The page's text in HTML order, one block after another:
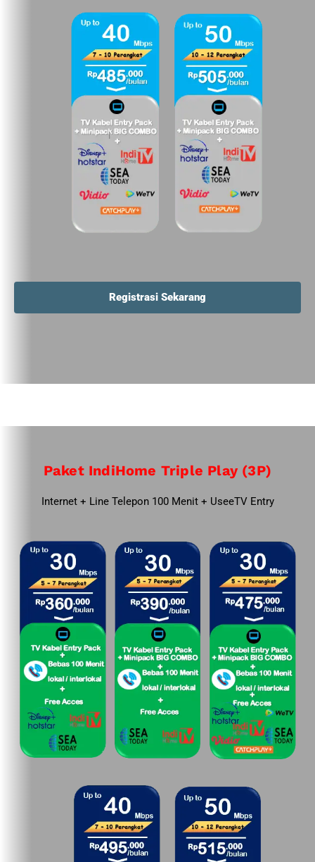
Registrasi Sekarang
Paket IndiHome Triple Play (3P)
Internet + Line Telepon 100 Menit + UseeTV Entry